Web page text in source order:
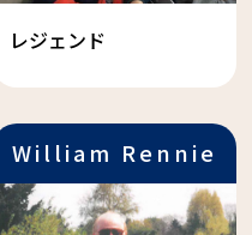
レジェンド
William Rennie
Wood